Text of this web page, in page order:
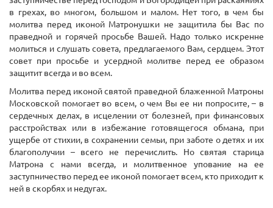
в грехах, во многом, большом и малом. Нет того, в чем бы
молитва перед иконой Матронушки не защитила бы Вас по
праведной и горячей просьбе Вашей. Надо только искренне
молиться и слушать совета, предлагаемого Вам, сердцем. Этот
совет при просьбе и усердной молитве перед ее образом
защитит всегда и во всем.
Молитва перед иконой святой праведной блаженной Матроны
Московской помогает во всем, о чем Вы ее ни попросите, – в
сердечных делах, в исцелении от болезней, при финансовых
расстройствах или в избежание готовящегося обмана, при
ущербе от стихии, в сохранении семьи, при заботе о детях и их
благополучии – всего не перечислить. Но святая старица
Матрона с нами всегда, и молитвенное упование на ее
заступничество перед ее иконой помогает всем, кто приходит к
ней в скорбях и недугах.